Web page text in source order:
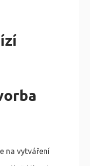
na vytváření